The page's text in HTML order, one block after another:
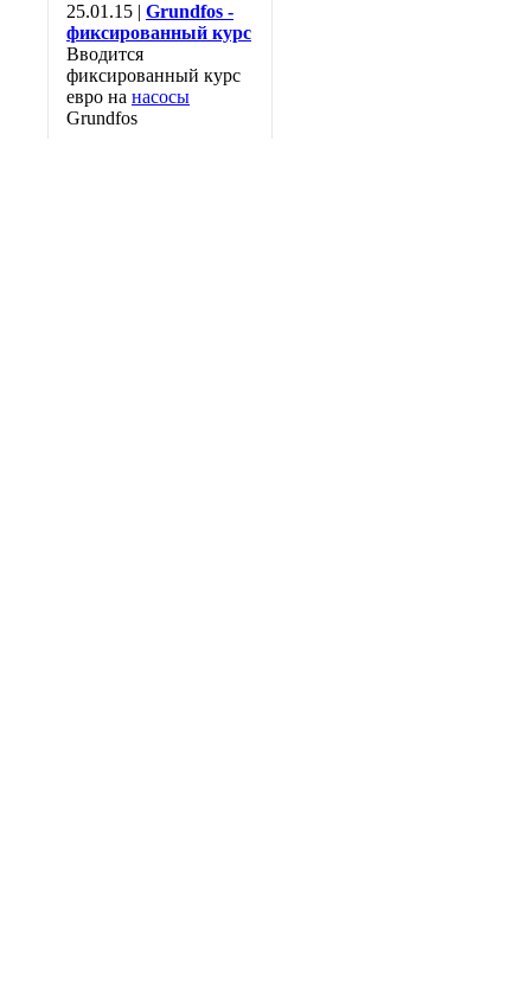
25.01.15 | Grundfos -
фиксированный курс
Вводится
фиксированный курс
евро на насосы
Grundfos